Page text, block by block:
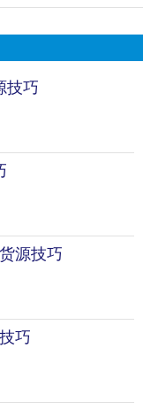
都不要犹豫。如果
？我自己做的。
，比如天时地利人
周围的市场。网站
老板和工人是有区
，因为人有分家的
是堕落摆摊。
技巧
源技巧
巧